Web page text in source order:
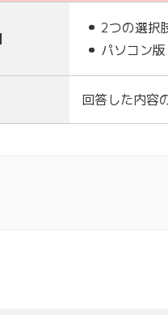
2つの選択
パソコン
回答した内容